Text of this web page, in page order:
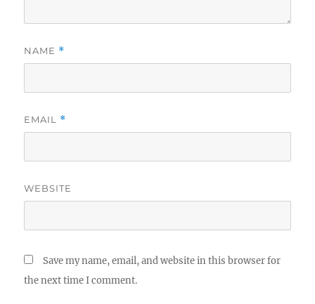
NAME *
EMAIL *
WEBSITE
Save my name, email, and website in this browser for
the next time I comment.